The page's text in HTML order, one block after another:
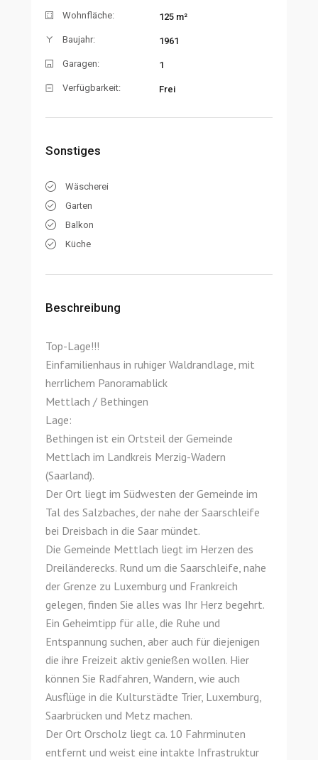
Wohnfläche: 125 m²
Baujahr: 1961
Garagen: 1
Verfügbarkeit: Frei
Sonstiges
Wäscherei
Garten
Balkon
Küche
Beschreibung
Top-Lage!!!
Einfamilienhaus in ruhiger Waldrandlage, mit
herrlichem Panoramablick
Mettlach / Bethingen
Lage:
Bethingen ist ein Ortsteil der Gemeinde
Mettlach im Landkreis Merzig-Wadern
(Saarland).
Der Ort liegt im Südwesten der Gemeinde im
Tal des Salzbaches, der nahe der Saarschleife
bei Dreisbach in die Saar mündet.
Die Gemeinde Mettlach liegt im Herzen des
Dreiländerecks. Rund um die Saarschleife, nahe
der Grenze zu Luxemburg und Frankreich
gelegen, finden Sie alles was Ihr Herz begehrt.
Ein Geheimtipp für alle, die Ruhe und
Entspannung suchen, aber auch für diejenigen
die ihre Freizeit aktiv genießen wollen. Hier
können Sie Radfahren, Wandern, wie auch
Ausflüge in die Kulturstädte Trier, Luxemburg,
Saarbrücken und Metz machen.
Der Ort Orscholz liegt ca. 10 Fahrminuten
entfernt und weist eine intakte Infrastruktur